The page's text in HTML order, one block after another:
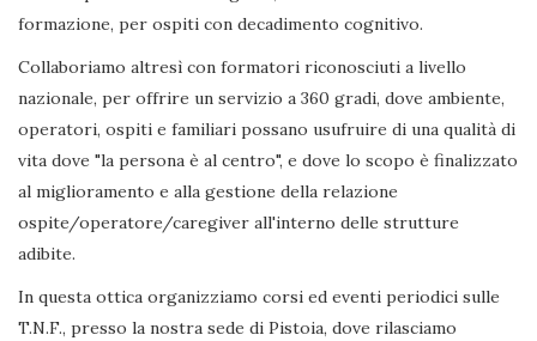
formazione, per ospiti con decadimento cognitivo.
Collaboriamo altresì con formatori riconosciuti a livello
nazionale, per offrire un servizio a 360 gradi, dove ambiente,
operatori, ospiti e familiari possano usufruire di una qualità di
vita dove "la persona è al centro", e dove lo scopo è finalizzato
al miglioramento e alla gestione della relazione
ospite/operatore/caregiver all'interno delle strutture
adibite.
In questa ottica organizziamo corsi ed eventi periodici sulle
T.N.F., presso la nostra sede di Pistoia, dove rilasciamo